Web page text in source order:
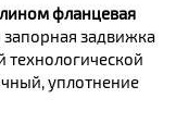
фланцевая
запорная задвижка
уплотнение